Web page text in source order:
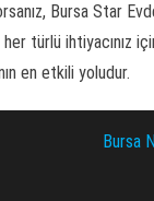
Bursa Star
türlü ihtiyacınız
en etkili yoludur.
Bursa